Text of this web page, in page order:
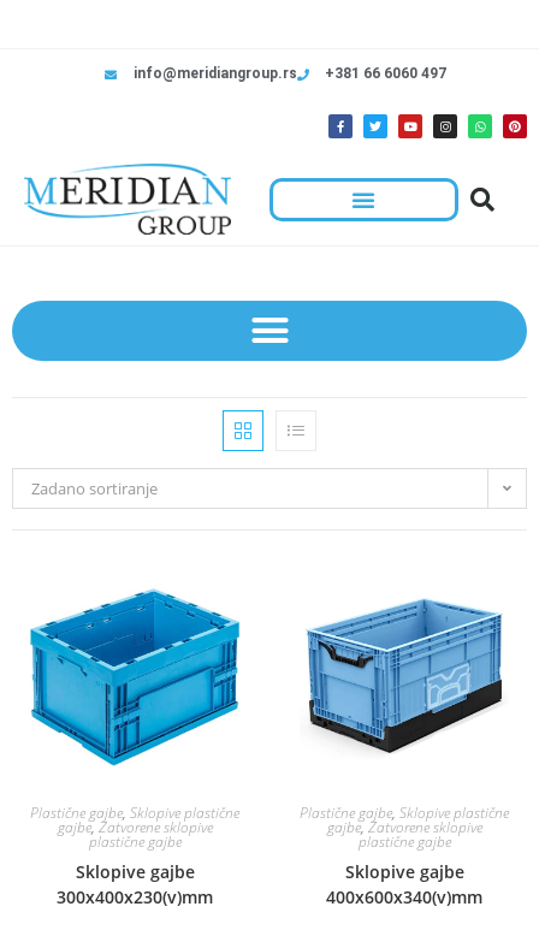
info@meridiangroup.rs +381 66 6060 497
Zadano sortiranje
Plastične gajbe, Sklopive plastične
gajbe,Zatvorene sklopive
plastične gajbe
Sklopive gajbe
300x400x230(v)mm
Plastične gajbe, Sklopive plastične
gajbe,Zatvorene sklopive
plastične gajbe
Sklopive gajbe
400x600x340(v)mm